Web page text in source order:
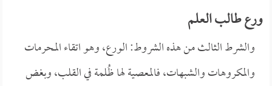
ورع طالب العلم
والشرط الثالث من هذه الشروط: الورع، وهو اتقاء المحرمات
والمكروهات والشبهات، فالمعصية لها ظُلمة في القلب، وبغض